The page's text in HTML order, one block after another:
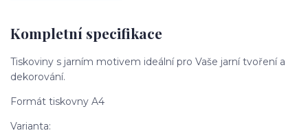
Kompletní specifikace
Tiskoviny s jarním motivem ideální pro Vaše jarní tvoření a
dekorování.
Formát tiskovny A4
Varianta: